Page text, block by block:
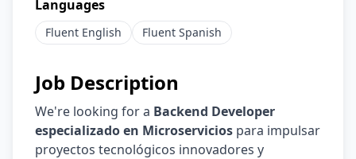
Languages
Fluent English Fluent Spanish
Job Description
We're looking for a Backend Developer
especializado en Microservicios para impulsar
proyectos tecnológicos innovadores y